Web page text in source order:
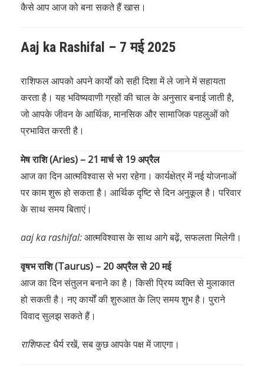
कैसे आप आज को बना सकते हैं खास।
Aaj ka Rashifal – 7 मई 2025
राशिफल आपको अपने कार्यों को सही दिशा में ले जाने में सहायता
करता है। यह भविष्यवाणी ग्रहों की चाल के अनुसार बनाई जाती है,
जो आपके जीवन के आर्थिक, मानसिक और सामाजिक पहलुओं को
प्रभावित करती है।
मेष राशि (Aries) – 21 मार्च से 19 अप्रैल
आज का दिन आत्मविश्वास से भरा रहेगा। कार्यक्षेत्र में नई योजनाओं
पर काम शुरू हो सकता है। आर्थिक दृष्टि से दिन अनुकूल है। परिवार
के साथ समय बिताएं।
aaj ka rashifal:आत्मविश्वास के साथ आगे बढ़ें, सफलता मिलेगी।
वृषभ राशि (Taurus) – 20 अप्रैल से 20 मई
आज का दिन संतुलन बनाने का है। किसी प्रिय व्यक्ति से मुलाकात
हो सकती है। नए कार्यों की शुरुआत के लिए समय शुभ है। पुराने
विवाद सुलझ सकते हैं।
राशिफल:धैर्य रखें, सब कुछ आपके पक्ष में जाएगा।